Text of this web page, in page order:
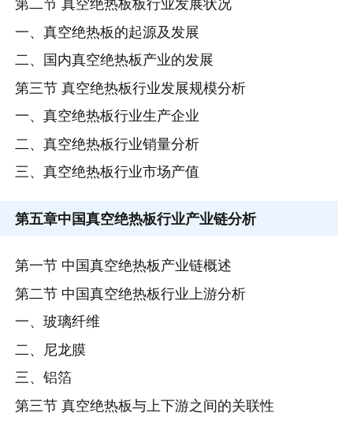
第二节 真空绝热板板行业发展状况
一、真空绝热板的起源及发展
二、国内真空绝热板产业的发展
第三节 真空绝热板行业发展规模分析
一、真空绝热板行业生产企业
二、真空绝热板行业销量分析
三、真空绝热板行业市场产值
第五章中国真空绝热板行业产业链分析
第一节 中国真空绝热板产业链概述
第二节 中国真空绝热板行业上游分析
一、玻璃纤维
二、尼龙膜
三、铝箔
第三节 真空绝热板与上下游之间的关联性